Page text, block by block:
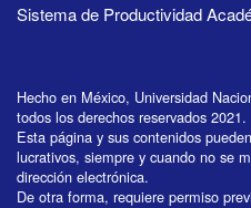
Sistema de Productividad
Hecho en México, Universidad
todos los derechos reservados 2021.
Esta página y sus contenidos
lucrativos, siempre y cuando no se
dirección electrónica.
De otra forma, requiere permiso